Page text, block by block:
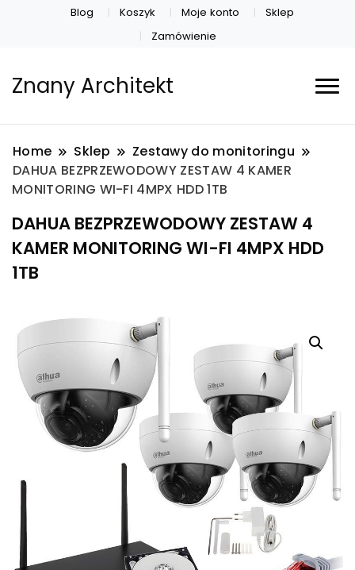
Blog Koszyk Moje konto
Sklep
Zamówienie
Znany Architekt
Home Sklep
Zestawy do monitoringu
DAHUA BEZPRZEWODOWY ZESTAW 4 KAMER
MONITORING WI-FI 4MPX HDD 1TB
DAHUA BEZPRZEWODOWY ZESTAW 4
KAMER MONITORING WI-FI 4MPX HDD
1TB